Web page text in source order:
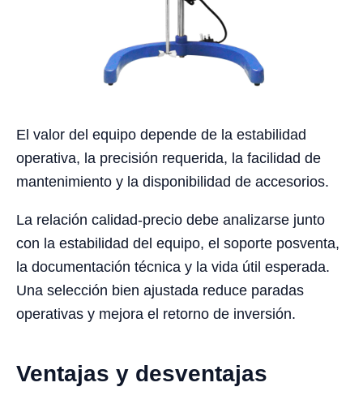
El valor del equipo depende de la estabilidad
operativa, la precisión requerida, la facilidad de
mantenimiento y la disponibilidad de accesorios.
La relación calidad-precio debe analizarse junto
con la estabilidad del equipo, el soporte posventa,
la documentación técnica y la vida útil esperada.
Una selección bien ajustada reduce paradas
operativas y mejora el retorno de inversión.
Ventajas y desventajas